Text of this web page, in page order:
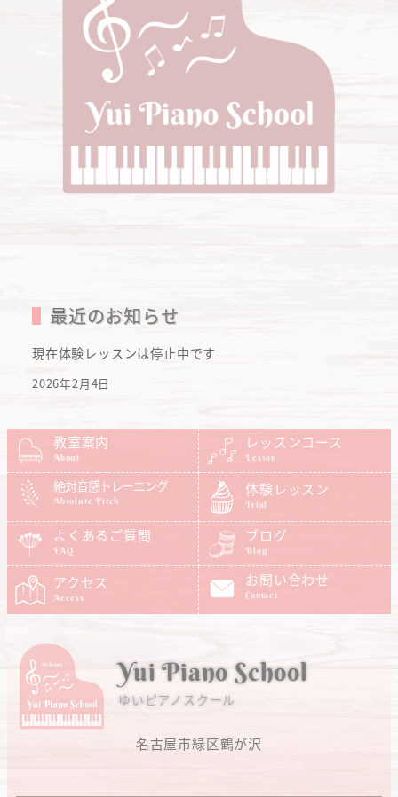
最近のお知らせ
現在体験レッスンは停止中です
2026年2月4日
教室案内
About
レッスンコース
Lesson
絶対音感トレーニング
Absolute Pitch
体験レッスン
Trial
よくあるご質問
FAQ
ブログ
Blog
アクセス
Access
お問い合わせ
Contact
Yui Piano School
ゆいピアノスクール
名古屋市緑区鶴が沢